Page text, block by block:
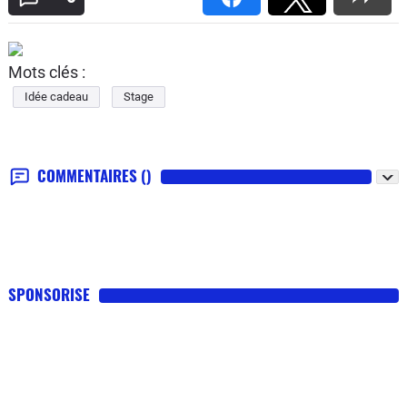
Mots clés :
Idée cadeau Stage
COMMENTAIRES ()
SPONSORISE